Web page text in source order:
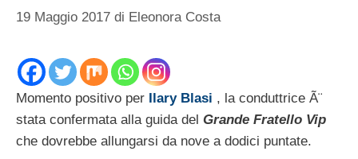
19 Maggio 2017 di Eleonora Costa
Momento positivo per Ilary Blasi , la conduttrice Ã¨
stata confermata alla guida del Grande Fratello Vip
che dovrebbe allungarsi da nove a dodici puntate.